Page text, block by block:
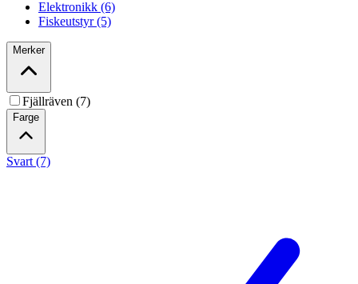
Elektronikk (6)
Fiskeutstyr (5)
Merker
Fjällräven (7)
Farge
Svart (7)